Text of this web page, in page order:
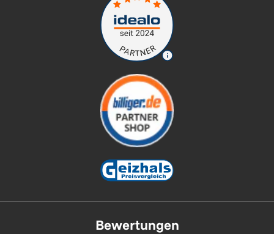
Bewertungen